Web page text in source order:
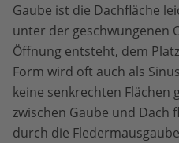
Gaube ist die Dachfläche
unter der geschwungenen
Öffnung entsteht, dem
Form wird oft auch als
keine senkrechten Flächen
zwischen Gaube und Dach
durch die